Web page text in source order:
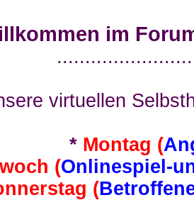
im
virtuellen
* Montag (
(Onlinespiel-
(